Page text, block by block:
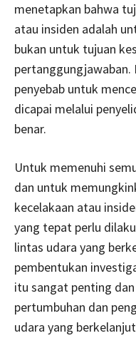
menetapkan bahwa
atau insiden adalah
bukan untuk tujuan
penyebab untuk
dicapai melalui
benar.
Untuk memenuhi
dan untuk
kecelakaan atau
yang tepat perlu
lintas udara yang
pembentukan
itu sangat penting
pertumbuhan dan
udara yang